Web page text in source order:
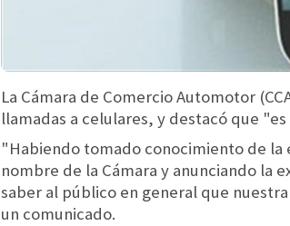
La Cámara de Comercio Automotor
llamadas a celulares, y destacó que
"Habiendo tomado conocimiento de la
nombre de la Cámara y anunciando la
saber al público en general que
un comunicado.